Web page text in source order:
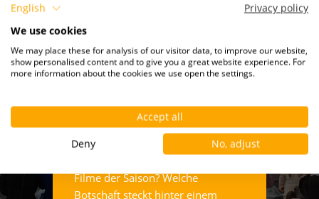
Konzeption einer Kino-Open-Air
Veranstaltung mit ein.
02 - FILMBERATUNG
Welcher Film passt zu meinem
Filme der Saison? Welche
Botschaft steckt hinter einem
English
Privacy policy
We use cookies
We may place these for analysis of our visitor data, to improve our website,
show personalised content and to give you a great website experience. For
more information about the cookies we use open the settings.
Accept all
Deny
No, adjust